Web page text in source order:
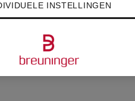
INSTELLINGEN